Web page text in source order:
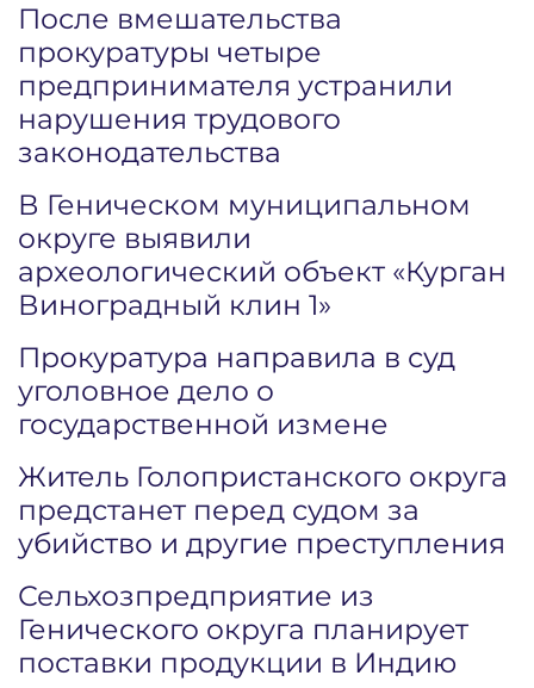
После вмешательства
прокуратуры четыре
предпринимателя устранили
нарушения трудового
законодательства
В Геническом муниципальном
округе выявили
археологический объект «Курган
Виноградный клин 1»
Прокуратура направила в суд
уголовное дело о
государственной измене
Житель Голопристанского округа
предстанет перед судом за
убийство и другие преступления
Сельхозпредприятие из
Генического округа планирует
поставки продукции в Индию